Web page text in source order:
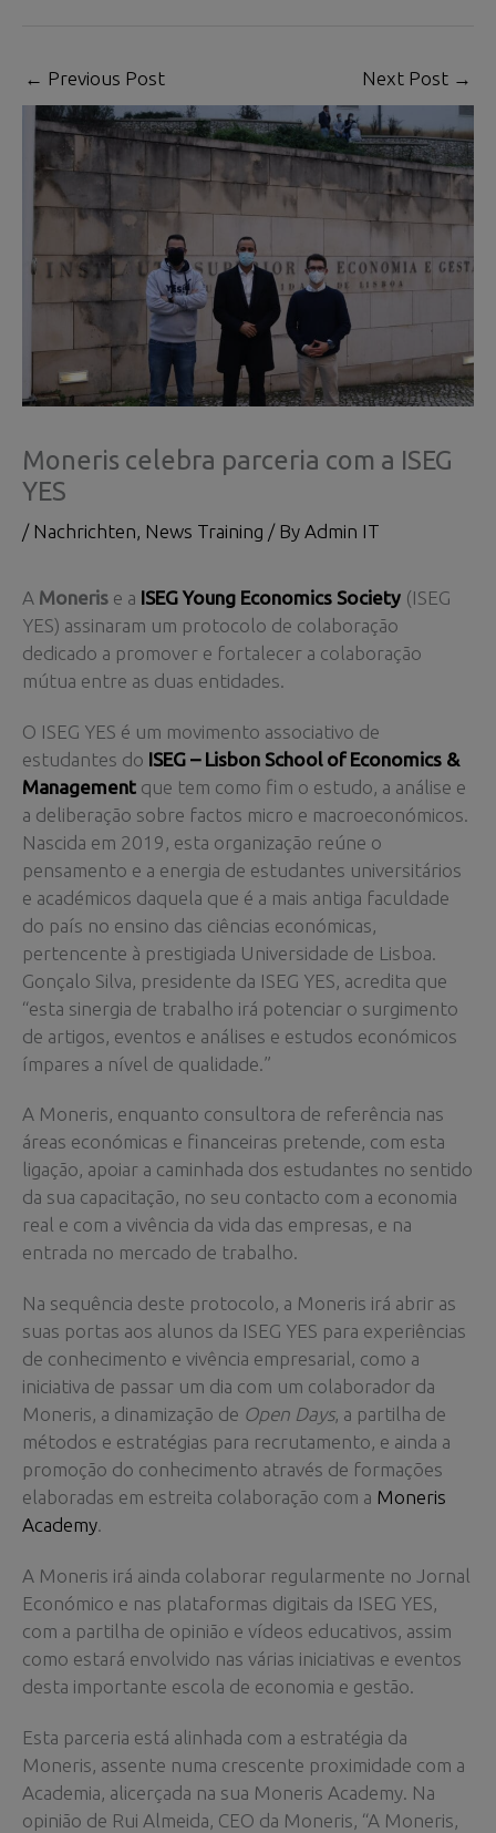
← Previous Post Next Post →
Moneris celebra parceria com a ISEG
YES
/ Nachrichten, News Training / By Admin IT
A Moneris e a ISEG Young Economics Society (ISEG
YES) assinaram um protocolo de colaboração
dedicado a promover e fortalecer a colaboração
mútua entre as duas entidades.
O ISEG YES é um movimento associativo de
estudantes do ISEG – Lisbon School of Economics &
Management que tem como fim o estudo, a análise e
a deliberação sobre factos micro e macroeconómicos.
Nascida em 2019, esta organização reúne o
pensamento e a energia de estudantes universitários
e académicos daquela que é a mais antiga faculdade
do país no ensino das ciências económicas,
pertencente à prestigiada Universidade de Lisboa.
Gonçalo Silva, presidente da ISEG YES, acredita que
“esta sinergia de trabalho irá potenciar o surgimento
de artigos, eventos e análises e estudos económicos
ímpares a nível de qualidade.”
A Moneris, enquanto consultora de referência nas
áreas económicas e financeiras pretende, com esta
ligação, apoiar a caminhada dos estudantes no sentido
da sua capacitação, no seu contacto com a economia
real e com a vivência da vida das empresas, e na
entrada no mercado de trabalho.
Na sequência deste protocolo, a Moneris irá abrir as
suas portas aos alunos da ISEG YES para experiências
de conhecimento e vivência empresarial, como a
iniciativa de passar um dia com um colaborador da
Moneris, a dinamização de Open Days, a partilha de
métodos e estratégias para recrutamento, e ainda a
promoção do conhecimento através de formações
elaboradas em estreita colaboração com a Moneris
Academy.
A Moneris irá ainda colaborar regularmente no Jornal
Económico e nas plataformas digitais da ISEG YES,
com a partilha de opinião e vídeos educativos, assim
como estará envolvido nas várias iniciativas e eventos
desta importante escola de economia e gestão.
Esta parceria está alinhada com a estratégia da
Moneris, assente numa crescente proximidade com a
Academia, alicerçada na sua Moneris Academy. Na
opinião de Rui Almeida, CEO da Moneris, “A Moneris,